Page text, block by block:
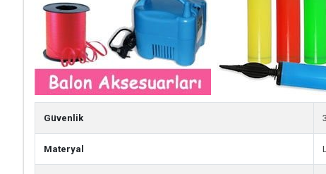
Güvenlik
Materyal